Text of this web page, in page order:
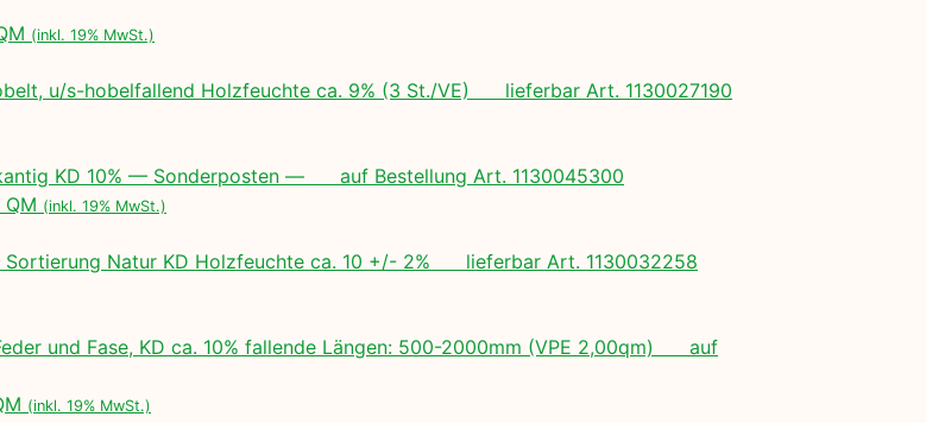
(inkl. 19% MwSt.)
u/s-hobelfallend Holzfeuchte ca. 9% (3 St./VE) lieferbar Art. 1130027190
KD 10% — Sonderposten — auf Bestellung Art. 1130045300
(inkl. 19% MwSt.)
Sortierung Natur KD Holzfeuchte ca. 10 +/- 2% lieferbar Art. 1130032258
und Fase, KD ca. 10% fallende Längen: 500-2000mm (VPE 2,00qm) auf
(inkl. 19% MwSt.)